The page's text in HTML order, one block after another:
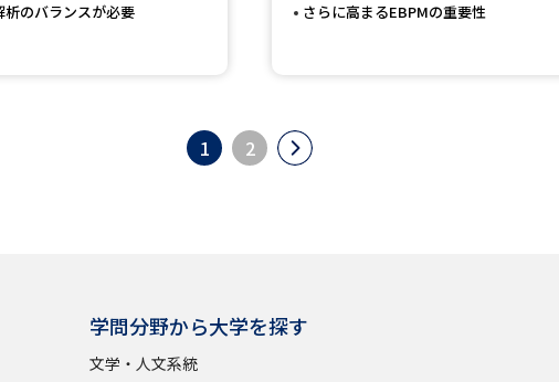
析のバランスが必要
さらに高まるEBPMの重要性
1 2
学問分野から大学を探す
文学・人文系統